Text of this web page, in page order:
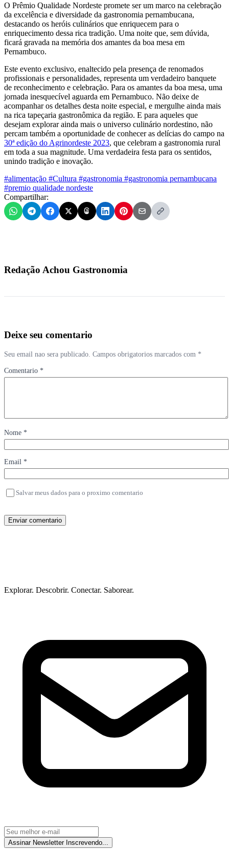
O Prêmio Qualidade Nordeste promete ser um marco na celebração
da excelência e diversidade da gastronomia pernambucana,
destacando os heróis culinários que enriquecem para o
enriquecimento dessa rica tradição. Uma noite que, sem dúvida,
ficará gravada na memória dos amantes da boa mesa em
Pernambuco.
Este evento exclusivo, enaltecido pela presença de renomados
profissionais e personalidades, representa um verdadeiro banquete
de reconhecimento e celebração. Para os amantes da boa mesa, uma
jornada inesquecível aguarda em Pernambuco. Não deixe de
acompanhar os detalhes desta noite especial, e mergulhe ainda mais
na rica tapeçaria gastronômica da região. E para aqueles que
desejam explorar ainda mais o universo culinário nordestino, não
percam também a oportunidade de conhecer as delícias do campo na
30ª edição do Agrinordeste 2023, que celebram a gastronomia rural
em toda a sua magnitude. Uma verdadeira festa para os sentidos,
unindo tradição e inovação.
#alimentação #Cultura #gastronomia #gastronomia pernambucana
#premio qualidade nordeste
Compartilhar:
Redação Achou Gastronomia
Deixe seu comentario
Seu email nao sera publicado. Campos obrigatorios marcados com *
Comentario *
Nome *
Email *
Salvar meus dados para o proximo comentario
Enviar comentario
Explorar. Descobrir. Conectar. Saborear.
Assinar Newsletter Inscrevendo...